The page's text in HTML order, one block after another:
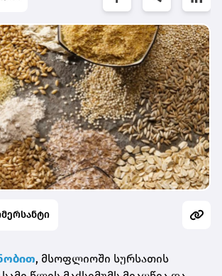
, მსოფლიოში სურსათის